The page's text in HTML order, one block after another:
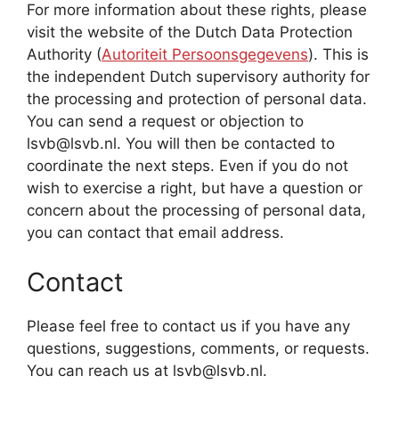
For more information about these rights, please
visit the website of the Dutch Data Protection
Authority (Autoriteit Persoonsgegevens). This is
the independent Dutch supervisory authority for
the processing and protection of personal data.
You can send a request or objection to
lsvb@lsvb.nl. You will then be contacted to
coordinate the next steps. Even if you do not
wish to exercise a right, but have a question or
concern about the processing of personal data,
you can contact that email address.
Contact
Please feel free to contact us if you have any
questions, suggestions, comments, or requests.
You can reach us at lsvb@lsvb.nl.